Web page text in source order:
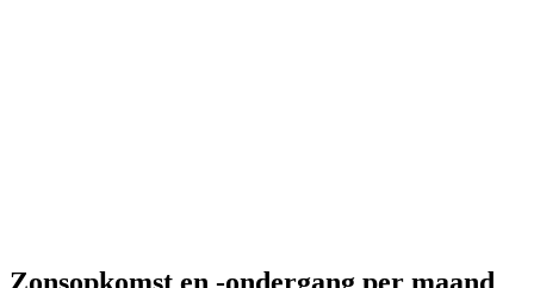
Zonsopkomst en -ondergang per maand